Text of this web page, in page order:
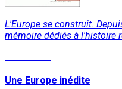
L'Europe se construit.
mémoire dédiés à l'histoire
Une Europe inédite